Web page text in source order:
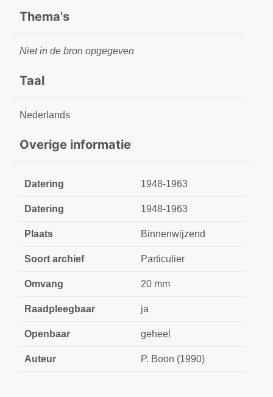
Thema's
Niet in de bron opgegeven
Taal
Nederlands
Overige informatie
Datering 1948-1963
Datering 1948-1963
Plaats Binnenwijzend
Soort archief Particulier
Omvang 20 mm
Raadpleegbaar ja
Openbaar geheel
Auteur P. Boon (1990)